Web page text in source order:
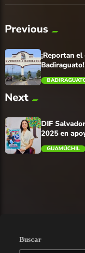
Previous
trending_flat
¡Reportan
Badiraguato!
Next
DIF
2025 en
GUAMÚCHIL
Buscar